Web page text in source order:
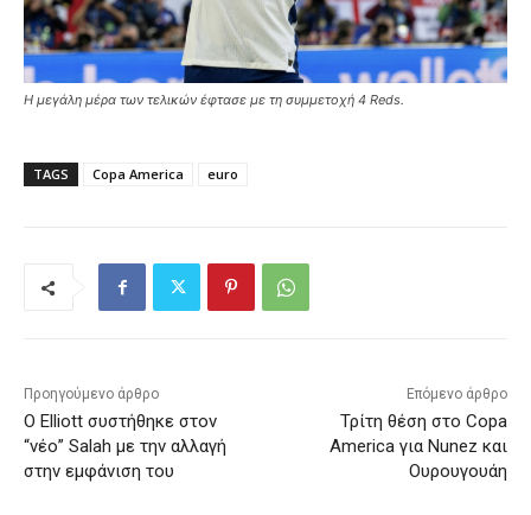
Η μεγάλη μέρα των τελικών έφτασε με τη συμμετοχή 4 Reds.
TAGS Copa America euro
Προηγούμενο άρθρο
Ο Elliott συστήθηκε στον
“νέο” Salah με την αλλαγή
στην εμφάνιση του
Επόμενο άρθρο
Τρίτη θέση στο Copa
America για Nunez και
Ουρουγουάη